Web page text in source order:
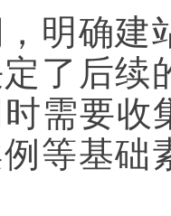
明确建
了后续
需要收
等基础